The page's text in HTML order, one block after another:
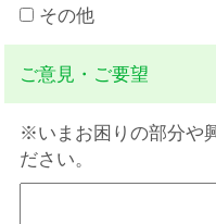
その他
ご意見・ご要望
※いまお困りの部分や
ださい。